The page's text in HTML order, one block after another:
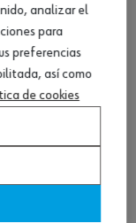
19 p.
analizar el
para
preferencias
así como
de cookies